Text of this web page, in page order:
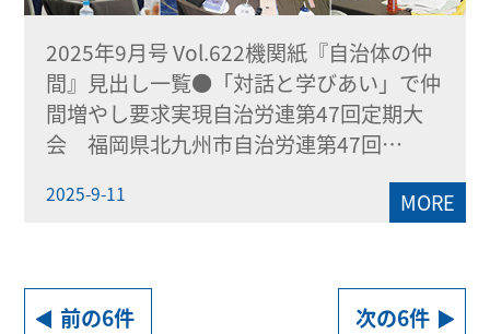
2025年9月号 Vol.622機関紙『自治体の仲
間』見出し一覧●「対話と学びあい」で仲
間増やし要求実現自治労連第47回定期大
会 福岡県北九州市自治労連第47回…
2025-9-11 MORE
前の6件 次の6件